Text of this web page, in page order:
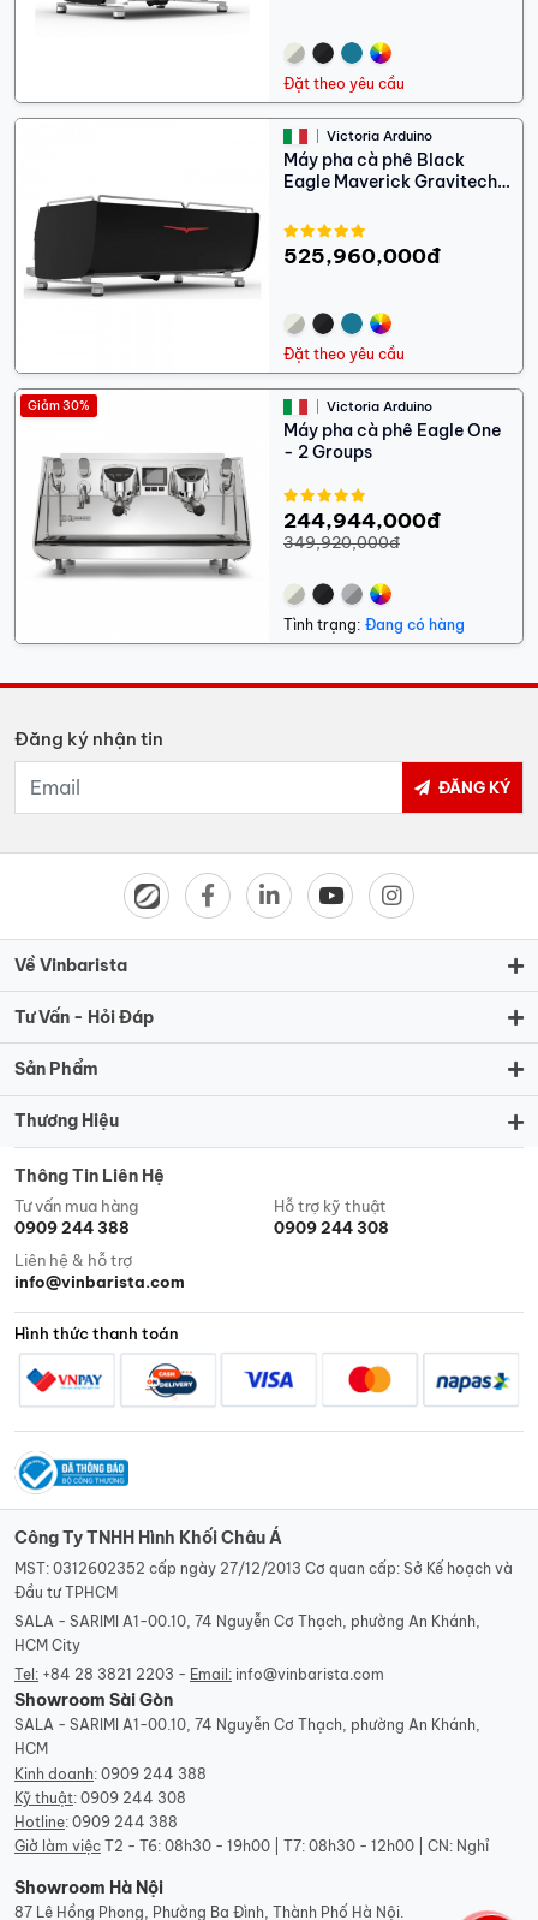
Đặt theo yêu cầu
Victoria Arduino
Máy pha cà phê Black
Eagle Maverick Gravitech -
525,960,000đ
Đặt theo yêu cầu
Victoria Arduino
Máy pha cà phê Eagle One
- 2 Groups
244,944,000đ
349,920,000đ
Giảm 30%
Tình trạng: Đang có hàng
Đăng ký nhận tin
ĐĂNG KÝ
Về Vinbarista
Tư Vấn - Hỏi Đáp
Sản Phẩm
Thương Hiệu
Thông Tin Liên Hệ
Tư vấn mua hàng
0909 244 388
Hỗ trợ kỹ thuật
0909 244 308
Liên hệ & hỗ trợ
info@vinbarista.com
Hình thức thanh toán
Công Ty TNHH Hình Khối Châu Á
MST: 0312602352 cấp ngày 27/12/2013 Cơ quan cấp: Sở Kế hoạch và
Đầu tư TPHCM
SALA - SARIMI A1-00.10, 74 Nguyễn Cơ Thạch, phường An Khánh,
HCM City
Tel: +84 28 3821 2203 - Email: info@vinbarista.com
Showroom Sài Gòn
SALA - SARIMI A1-00.10, 74 Nguyễn Cơ Thạch, phường An Khánh,
HCM
Kinh doanh: 0909 244 388
Kỹ thuật: 0909 244 308
Hotline: 0909 244 388
Giờ làm việc T2 - T6: 08h30 - 19h00 | T7: 08h30 - 12h00 | CN: Nghỉ
Showroom Hà Nội
87 Lê Hồng Phong, Phường Ba Đình, Thành Phố Hà Nội.